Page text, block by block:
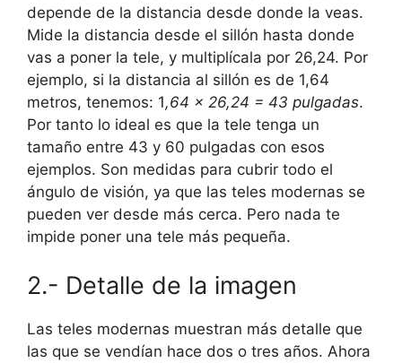
depende de la distancia desde donde la veas.
Mide la distancia desde el sillón hasta donde
vas a poner la tele, y multiplícala por 26,24. Por
ejemplo, si la distancia al sillón es de 1,64
metros, tenemos: 1,64 x 26,24 = 43 pulgadas.
Por tanto lo ideal es que la tele tenga un
tamaño entre 43 y 60 pulgadas con esos
ejemplos. Son medidas para cubrir todo el
ángulo de visión, ya que las teles modernas se
pueden ver desde más cerca. Pero nada te
impide poner una tele más pequeña.
2.- Detalle de la imagen
Las teles modernas muestran más detalle que
las que se vendían hace dos o tres años. Ahora